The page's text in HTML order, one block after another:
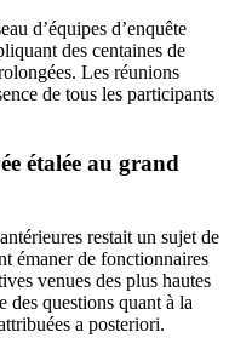
d’équipes d’enquête
des centaines de
Les réunions
de tous les participants
étalée au grand
restait un sujet de
émaner de fonctionnaires
venues des plus hautes
des questions quant à la
a posteriori.